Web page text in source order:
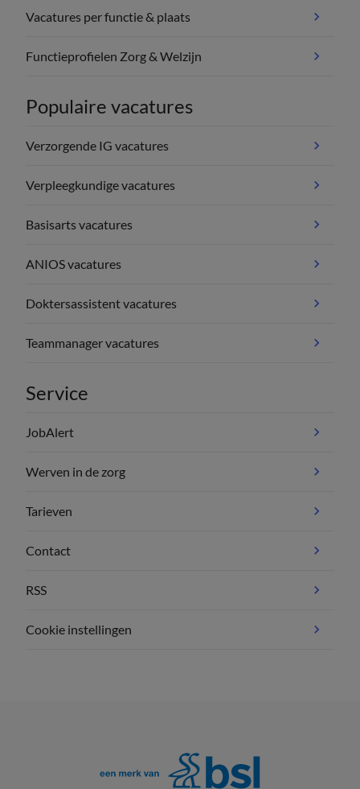
Vacatures per functie & plaats
Functieprofielen Zorg & Welzijn
Populaire vacatures
Verzorgende IG vacatures
Verpleegkundige vacatures
Basisarts vacatures
ANIOS vacatures
Doktersassistent vacatures
Teammanager vacatures
Service
JobAlert
Werven in de zorg
Tarieven
Contact
RSS
Cookie instellingen